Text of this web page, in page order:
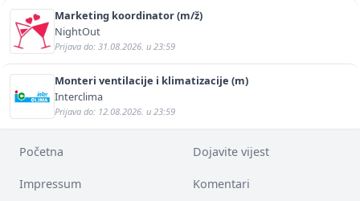
Marketing koordinator (m/ž)
NightOut
Prijava do: 31.08.2026. u 23:59
Monteri ventilacije i klimatizacije (m)
Interclima
Prijava do: 12.08.2026. u 23:59
Početna Dojavite vijest
Impressum Komentari